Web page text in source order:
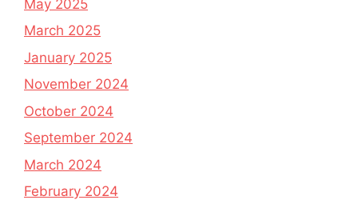
May 2025
March 2025
January 2025
November 2024
October 2024
September 2024
March 2024
February 2024